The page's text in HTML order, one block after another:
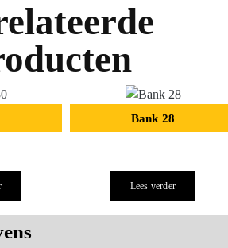
Bank 28
Lees verder